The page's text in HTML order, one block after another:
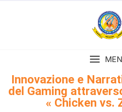
Innovazione e
del Gaming
« Chicken vs.